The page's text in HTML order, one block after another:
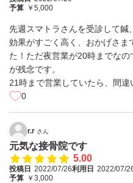
予算 ￥5,000
先週スマトラさんを受診して
効果がすごく高く、おかげさま
た！ただ夜営業が20時までな
が残念です。
21時まで営業していたら、間違
0
r.r さん
元気な接骨院です
5.00
投稿日 2022/07/26利用日 2022/07/
予算 ￥3,000